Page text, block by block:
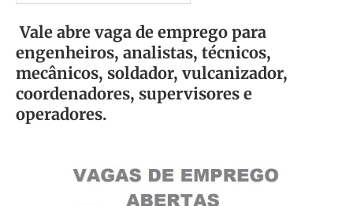
Vale abre vaga de emprego para
engenheiros, analistas, técnicos,
mecânicos, soldador, vulcanizador,
coordenadores, supervisores e
operadores.